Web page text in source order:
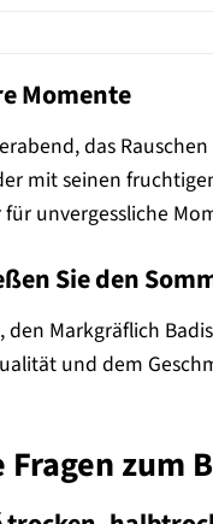
Momente
das
mit seinen
unvergessliche
Sie den
Markgräflich
und dem
zum